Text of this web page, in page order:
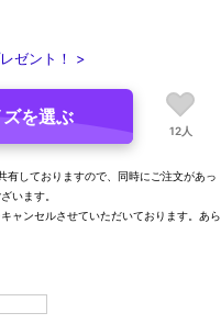
ゼント！ >
を選ぶ
12人
有しておりますので、同時にご注文があっ
います。
ャンセルさせていただいております。あら